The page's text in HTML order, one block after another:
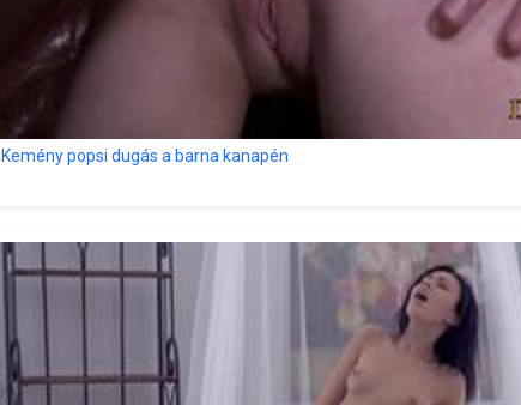
Kemény popsi dugás a barna kanapén